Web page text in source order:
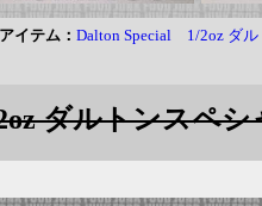
アイテム： Dalton Special 1/2oz ダル
ダルトンスペシ